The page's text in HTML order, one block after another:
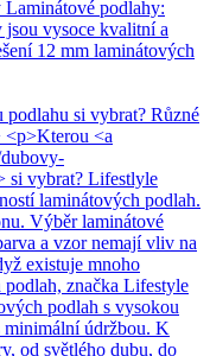
podlahy:
vysoce kvalitní a
12 mm laminátových
si vybrat? Různé
<p>Kterou <a
si vybrat? Lifestlyle
laminátových podlah.
Výběr laminátové
a vzor nemají vliv na
existuje mnoho
značka Lifestyle
podlah s vysokou
minimální údržbou. K
od světlého dubu, do